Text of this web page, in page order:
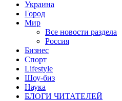
Украина
Город
Мир
Все новости раздела
Россия
Бизнес
Спорт
Lifestyle
Шоу-биз
Наука
БЛОГИ ЧИТАТЕЛЕЙ